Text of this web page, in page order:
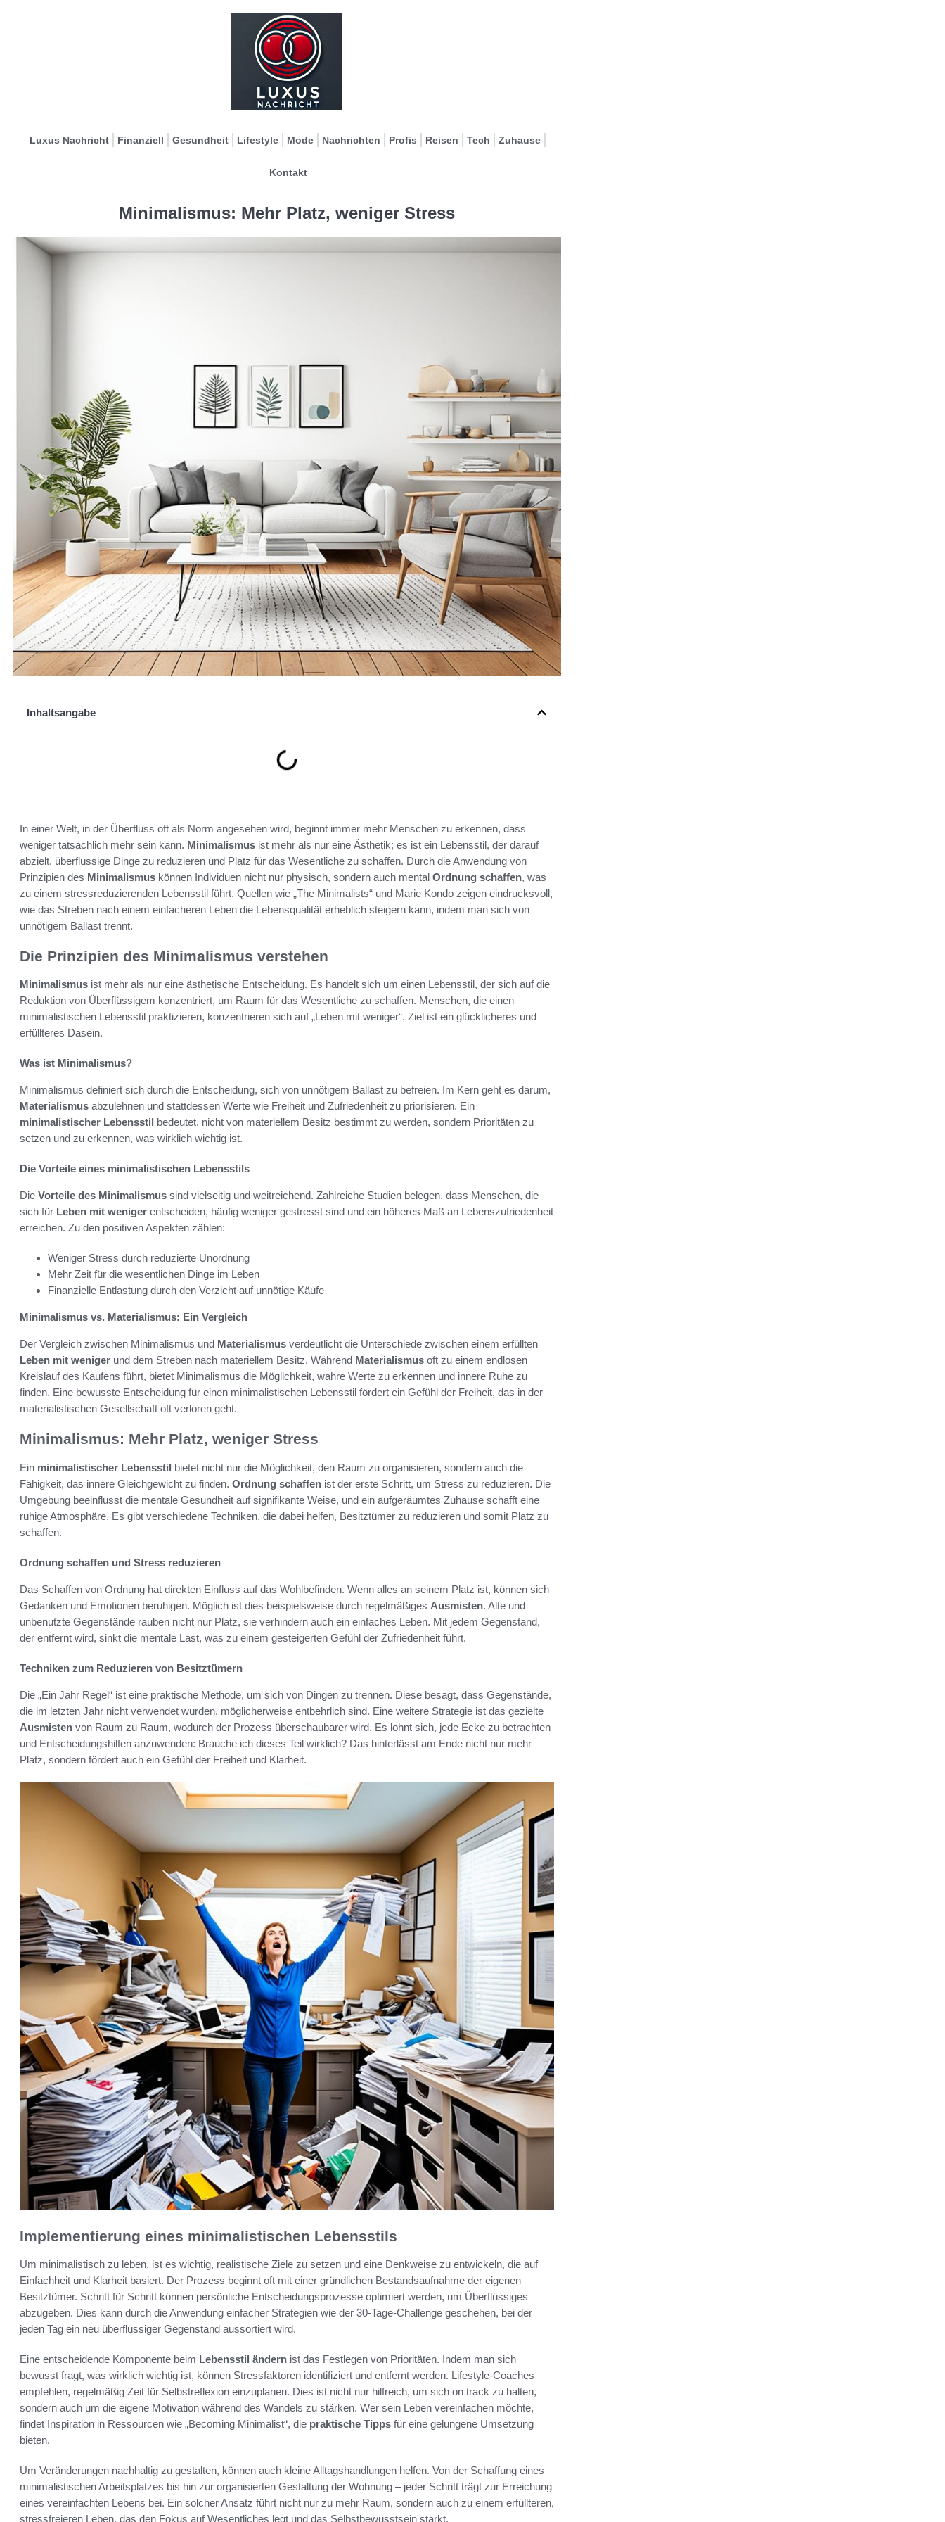
Luxus Nachricht Finanziell Gesundheit Lifestyle Mode Nachrichten Profis Reisen Tech Zuhause
Kontakt
Minimalismus: Mehr Platz, weniger Stress
Inhaltsangabe
In einer Welt, in der Überfluss oft als Norm angesehen wird, beginnt immer mehr Menschen zu erkennen, dass
weniger tatsächlich mehr sein kann. Minimalismus ist mehr als nur eine Ästhetik; es ist ein Lebensstil, der darauf
abzielt, überflüssige Dinge zu reduzieren und Platz für das Wesentliche zu schaffen. Durch die Anwendung von
Prinzipien des Minimalismus können Individuen nicht nur physisch, sondern auch mental Ordnung schaffen, was
zu einem stressreduzierenden Lebensstil führt. Quellen wie „The Minimalists“ und Marie Kondo zeigen eindrucksvoll,
wie das Streben nach einem einfacheren Leben die Lebensqualität erheblich steigern kann, indem man sich von
unnötigem Ballast trennt.
Die Prinzipien des Minimalismus verstehen
Minimalismus ist mehr als nur eine ästhetische Entscheidung. Es handelt sich um einen Lebensstil, der sich auf die
Reduktion von Überflüssigem konzentriert, um Raum für das Wesentliche zu schaffen. Menschen, die einen
minimalistischen Lebensstil praktizieren, konzentrieren sich auf „Leben mit weniger“. Ziel ist ein glücklicheres und
erfüllteres Dasein.
Was ist Minimalismus?
Minimalismus definiert sich durch die Entscheidung, sich von unnötigem Ballast zu befreien. Im Kern geht es darum,
Materialismus abzulehnen und stattdessen Werte wie Freiheit und Zufriedenheit zu priorisieren. Ein
minimalistischer Lebensstil bedeutet, nicht von materiellem Besitz bestimmt zu werden, sondern Prioritäten zu
setzen und zu erkennen, was wirklich wichtig ist.
Die Vorteile eines minimalistischen Lebensstils
Die Vorteile des Minimalismus sind vielseitig und weitreichend. Zahlreiche Studien belegen, dass Menschen, die
sich für Leben mit weniger entscheiden, häufig weniger gestresst sind und ein höheres Maß an Lebenszufriedenheit
erreichen. Zu den positiven Aspekten zählen:
Weniger Stress durch reduzierte Unordnung
Mehr Zeit für die wesentlichen Dinge im Leben
Finanzielle Entlastung durch den Verzicht auf unnötige Käufe
Minimalismus vs. Materialismus: Ein Vergleich
Der Vergleich zwischen Minimalismus und Materialismus verdeutlicht die Unterschiede zwischen einem erfüllten
Leben mit weniger und dem Streben nach materiellem Besitz. Während Materialismus oft zu einem endlosen
Kreislauf des Kaufens führt, bietet Minimalismus die Möglichkeit, wahre Werte zu erkennen und innere Ruhe zu
finden. Eine bewusste Entscheidung für einen minimalistischen Lebensstil fördert ein Gefühl der Freiheit, das in der
materialistischen Gesellschaft oft verloren geht.
Minimalismus: Mehr Platz, weniger Stress
Ein minimalistischer Lebensstil bietet nicht nur die Möglichkeit, den Raum zu organisieren, sondern auch die
Fähigkeit, das innere Gleichgewicht zu finden. Ordnung schaffen ist der erste Schritt, um Stress zu reduzieren. Die
Umgebung beeinflusst die mentale Gesundheit auf signifikante Weise, und ein aufgeräumtes Zuhause schafft eine
ruhige Atmosphäre. Es gibt verschiedene Techniken, die dabei helfen, Besitztümer zu reduzieren und somit Platz zu
schaffen.
Ordnung schaffen und Stress reduzieren
Das Schaffen von Ordnung hat direkten Einfluss auf das Wohlbefinden. Wenn alles an seinem Platz ist, können sich
Gedanken und Emotionen beruhigen. Möglich ist dies beispielsweise durch regelmäßiges Ausmisten. Alte und
unbenutzte Gegenstände rauben nicht nur Platz, sie verhindern auch ein einfaches Leben. Mit jedem Gegenstand,
der entfernt wird, sinkt die mentale Last, was zu einem gesteigerten Gefühl der Zufriedenheit führt.
Techniken zum Reduzieren von Besitztümern
Die „Ein Jahr Regel“ ist eine praktische Methode, um sich von Dingen zu trennen. Diese besagt, dass Gegenstände,
die im letzten Jahr nicht verwendet wurden, möglicherweise entbehrlich sind. Eine weitere Strategie ist das gezielte
Ausmisten von Raum zu Raum, wodurch der Prozess überschaubarer wird. Es lohnt sich, jede Ecke zu betrachten
und Entscheidungshilfen anzuwenden: Brauche ich dieses Teil wirklich? Das hinterlässt am Ende nicht nur mehr
Platz, sondern fördert auch ein Gefühl der Freiheit und Klarheit.
Implementierung eines minimalistischen Lebensstils
Um minimalistisch zu leben, ist es wichtig, realistische Ziele zu setzen und eine Denkweise zu entwickeln, die auf
Einfachheit und Klarheit basiert. Der Prozess beginnt oft mit einer gründlichen Bestandsaufnahme der eigenen
Besitztümer. Schritt für Schritt können persönliche Entscheidungsprozesse optimiert werden, um Überflüssiges
abzugeben. Dies kann durch die Anwendung einfacher Strategien wie der 30-Tage-Challenge geschehen, bei der
jeden Tag ein neu überflüssiger Gegenstand aussortiert wird.
Eine entscheidende Komponente beim Lebensstil ändern ist das Festlegen von Prioritäten. Indem man sich
bewusst fragt, was wirklich wichtig ist, können Stressfaktoren identifiziert und entfernt werden. Lifestyle-Coaches
empfehlen, regelmäßig Zeit für Selbstreflexion einzuplanen. Dies ist nicht nur hilfreich, um sich on track zu halten,
sondern auch um die eigene Motivation während des Wandels zu stärken. Wer sein Leben vereinfachen möchte,
findet Inspiration in Ressourcen wie „Becoming Minimalist“, die praktische Tipps für eine gelungene Umsetzung
bieten.
Um Veränderungen nachhaltig zu gestalten, können auch kleine Alltagshandlungen helfen. Von der Schaffung eines
minimalistischen Arbeitsplatzes bis hin zur organisierten Gestaltung der Wohnung – jeder Schritt trägt zur Erreichung
eines vereinfachten Lebens bei. Ein solcher Ansatz führt nicht nur zu mehr Raum, sondern auch zu einem erfüllteren,
stressfreieren Leben, das den Fokus auf Wesentliches legt und das Selbstbewusstsein stärkt.